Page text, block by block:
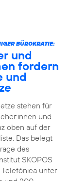
BÜROKRATIE:
und
fordern
und
stehen für
und
oben auf der
Das belegt
des
SKOPOS
Telefónica unter